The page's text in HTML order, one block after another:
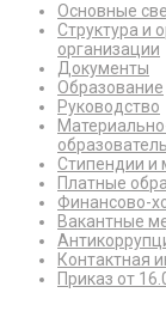
Основные
Структура и
организации
Документы
Образование
Руководство
Стипендии
Платные
Финансово-
Вакантные
Контактная
Приказ от